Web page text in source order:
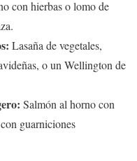
con hierbas o lomo de
Lasaña de vegetales,
o un Wellington de
Salmón al horno con
guarniciones